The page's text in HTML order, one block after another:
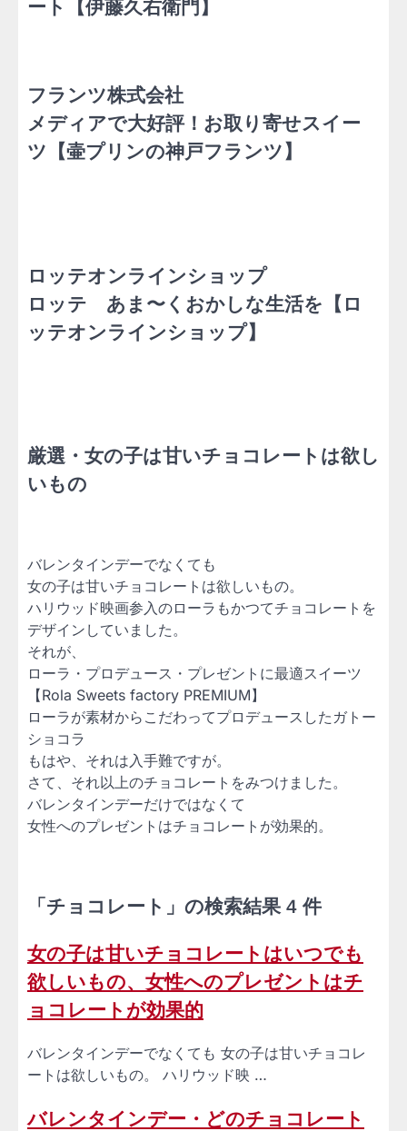
ート【伊藤久右衛門】
フランツ株式会社
メディアで大好評！お取り寄せスイー
ツ【壷プリンの神戸フランツ】
ロッテオンラインショップ
ロッテ あま〜くおかしな生活を【ロ
ッテオンラインショップ】
厳選・女の子は甘いチョコレートは欲し
いもの
バレンタインデーでなくても
女の子は甘いチョコレートは欲しいもの。
ハリウッド映画参入のローラもかつてチョコレートを
デザインしていました。
それが、
ローラ・プロデュース・プレゼントに最適スイーツ
【Rola Sweets factory PREMIUM】
ローラが素材からこだわってプロデュースしたガトー
ショコラ
もはや、それは入手難ですが。
さて、それ以上のチョコレートをみつけました。
バレンタインデーだけではなくて
女性へのプレゼントはチョコレートが効果的。
「チョコレート」の検索結果 4 件
女の子は甘いチョコレートはいつでも
欲しいもの、女性へのプレゼントはチ
ョコレートが効果的
バレンタインデーでなくても 女の子は甘いチョコレ
ートは欲しいもの。 ハリウッド映 …
バレンタインデー・どのチョコレート